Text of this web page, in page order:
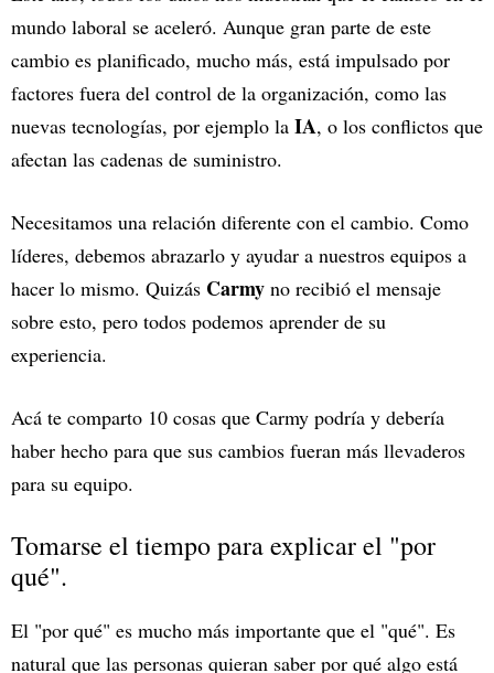
mundo laboral se aceleró. Aunque gran parte de este
cambio es planificado, mucho más, está impulsado por
factores fuera del control de la organización, como las
nuevas tecnologías, por ejemplo la IA, o los conflictos que
afectan las cadenas de suministro.
Necesitamos una relación diferente con el cambio. Como
líderes, debemos abrazarlo y ayudar a nuestros equipos a
hacer lo mismo. Quizás Carmy no recibió el mensaje
sobre esto, pero todos podemos aprender de su
experiencia.
Acá te comparto 10 cosas que Carmy podría y debería
haber hecho para que sus cambios fueran más llevaderos
para su equipo.
Tomarse el tiempo para explicar el "por
qué".
El "por qué" es mucho más importante que el "qué". Es
natural que las personas quieran saber por qué algo está